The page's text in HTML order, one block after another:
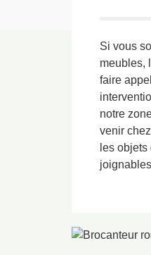
Si vous
meubles,
faire
notre
venir
les